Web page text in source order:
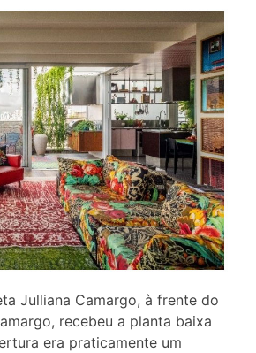
Julliana Camargo, à frente do
recebeu a planta baixa
era praticamente um